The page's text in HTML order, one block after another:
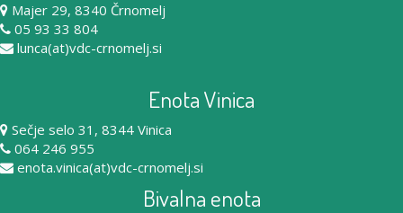
Majer 29, 8340 Črnomelj
05 93 33 804
lunca(at)vdc-crnomelj.si
Enota Vinica
Sečje selo 31, 8344 Vinica
064 246 955
enota.vinica(at)vdc-crnomelj.si
Bivalna enota